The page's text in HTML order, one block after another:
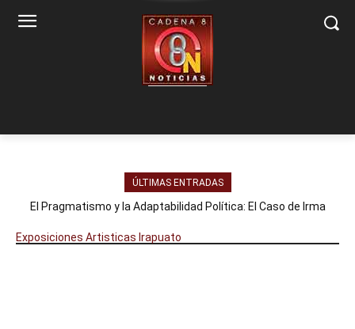
ÚLTIMAS ENTRADAS
El Pragmatismo y la Adaptabilidad Política: El Caso de Irma
Política
Exposiciones Artisticas Irapuato